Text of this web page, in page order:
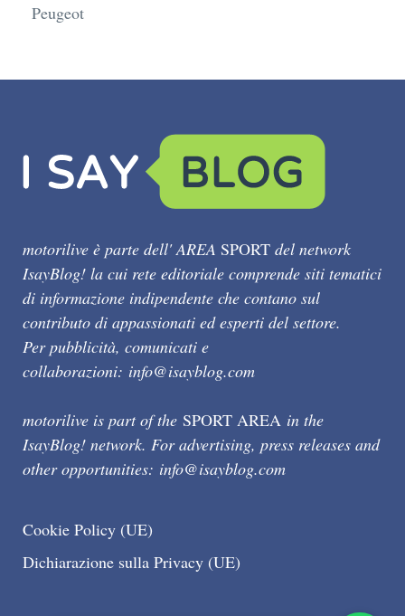
Peugeot
motorilive è parte dell' AREA SPORT del network
IsayBlog! la cui rete editoriale comprende siti tematici
di informazione indipendente che contano sul
contributo di appassionati ed esperti del settore.
Per pubblicità, comunicati e
collaborazioni: info@isayblog.com
motorilive is part of the SPORT AREA in the
IsayBlog! network. For advertising, press releases and
other opportunities: info@isayblog.com
Cookie Policy (UE)
Dichiarazione sulla Privacy (UE)